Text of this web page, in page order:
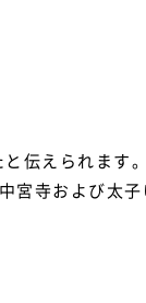
伝えられます。
宮寺および太子